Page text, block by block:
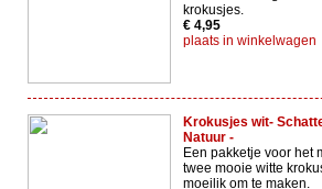
krokusjes.
€ 4,95
plaats in winkelwagen
Krokusjes wit-
Natuur -
Een pakketje voor het
twee mooie witte
moeilik om te maken.